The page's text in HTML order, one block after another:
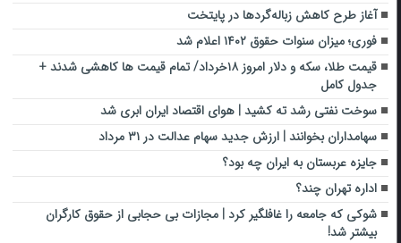
آغاز طرح کاهش زباله‌گردها در پایتخت
فوری؛ میزان سنوات حقوق ۱۴۰۲ اعلام شد
قیمت طلا، سکه و دلار امروز ۱۸خرداد/ تمام قیمت ها کاهشی شدند +
جدول کامل
سوخت نفتی رشد ته کشید | هوای اقتصاد ایران ابری شد
سهامداران بخوانند | ارزش جدید سهام عدالت در ۳۱ مرداد
جایزه عربستان به ایران چه بود؟
اداره تهران چند؟
شوکی که جامعه را غافلگیر کرد | مجازات بی حجابی از حقوق کارگران
بیشتر شد!